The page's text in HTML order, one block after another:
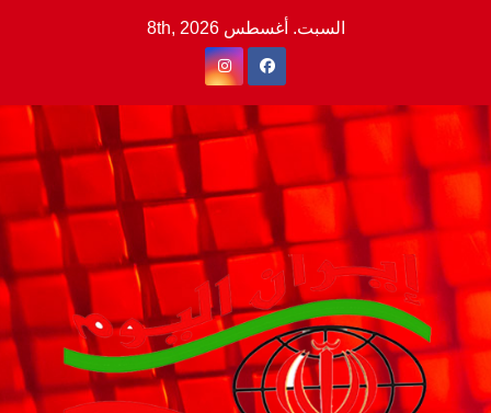
السبت. أغسطس 8th, 2026